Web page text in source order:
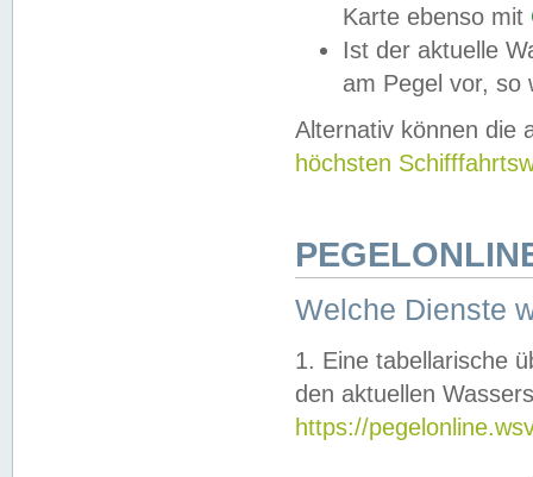
Karte ebenso mit
Ist der aktuelle
am Pegel vor,
Alternativ können die
höchsten
Welche Dienste
1. Eine tabellarische
den aktuellen
https://